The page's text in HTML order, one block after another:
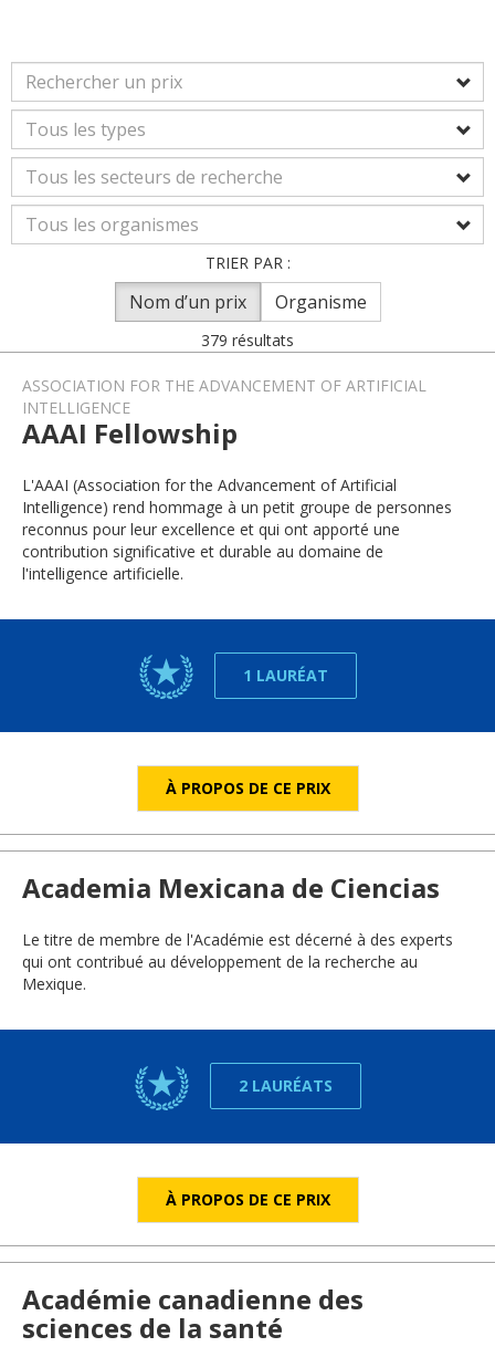
TRIER PAR :
Nom d’un prix Organisme
379 résultats
ASSOCIATION FOR THE ADVANCEMENT OF ARTIFICIAL
INTELLIGENCE
AAAI Fellowship
L'AAAI (Association for the Advancement of Artificial
Intelligence) rend hommage à un petit groupe de personnes
reconnus pour leur excellence et qui ont apporté une
contribution significative et durable au domaine de
l'intelligence artificielle.
1 LAURÉAT
À PROPOS DE CE PRIX
Academia Mexicana de Ciencias
Le titre de membre de l'Académie est décerné à des experts
qui ont contribué au développement de la recherche au
Mexique.
2 LAURÉATS
À PROPOS DE CE PRIX
Académie canadienne des
sciences de la santé